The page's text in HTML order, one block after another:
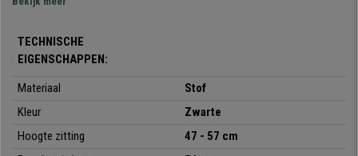
kantelmechanisme
voetensteunmet uw voeten omhoog achterover liggen om even uit te
rusten.
Voor zijn productie zijn enkel hoogwaardige materialen
De structuur en het onderstel zijn van metaal, een robuust materiaal dat
vooralle soorten ondergronden, zowel harde vloeren als
TECHNISCHE
EIGENSCHAPPEN:
Materiaal
Stof
Kleur
Zwarte
Hoogte zitting
47 - 57 cm